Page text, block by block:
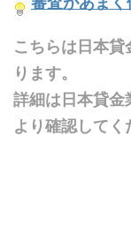
こちらは日本
ります。
詳細は日本貸金
より確認してく